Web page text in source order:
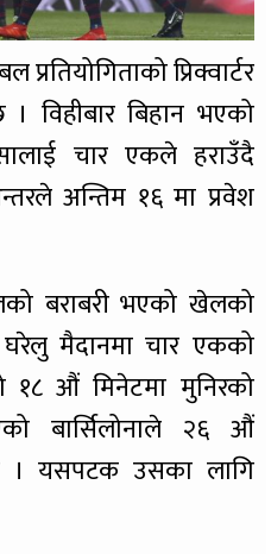
प्रिक्वार्टर
विहीबार बिहान भएको
चार एकले हराउँदै
अन्तिम १६ मा प्रवेश
बराबरी भएको खेलको
घरेलु मैदानमा चार एकको
१८ औं मिनेटमा मुनिरको
बार्सिलोनाले २६ औं
। यसपटक उसका लागि